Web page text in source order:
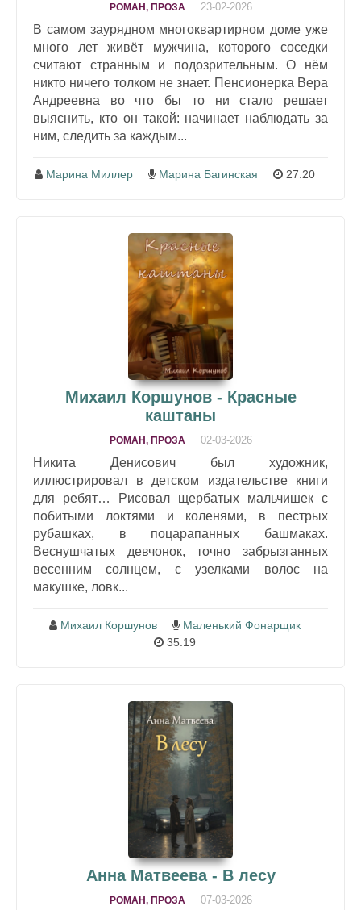
РОМАН, ПРОЗА 23-02-2026
В самом заурядном многоквартирном доме уже
много лет живёт мужчина, которого соседки
считают странным и подозрительным. О нём
никто ничего толком не знает. Пенсионерка Вера
Андреевна во что бы то ни стало решает
выяснить, кто он такой: начинает наблюдать за
ним, следить за каждым...
Марина Миллер Марина Багинская 27:20
Михаил Коршунов - Красные
каштаны
РОМАН, ПРОЗА 02-03-2026
Никита Денисович был художник,
иллюстрировал в детском издательстве книги
для ребят… Рисовал щербатых мальчишек с
побитыми локтями и коленями, в пестрых
рубашках, в поцарапанных башмаках.
Веснушчатых девчонок, точно забрызганных
весенним солнцем, с узелками волос на
макушке, ловк...
Михаил Коршунов
Маленький Фонарщик
35:19
Анна Матвеева - В лесу
РОМАН, ПРОЗА 07-03-2026